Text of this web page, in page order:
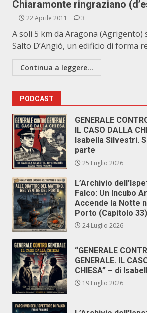
Chiaramonte ringraziano
22 Aprile 2011 3
A soli 5 km da Aragona (Agrigento)
Salto D’Angiò, un edificio di forma
Continua a leggere...
PODCAST
GENERALE
IL CASO DALLA
Isabella Silvestri.
parte
25 Luglio 2026
L’Archivio
Falco: Un Incubo
Accende la Notte
Porto (Capitolo 33)
24 Luglio 2026
“GENERALE
GENERALE. IL
CHIESA” – di
19 Luglio 2026